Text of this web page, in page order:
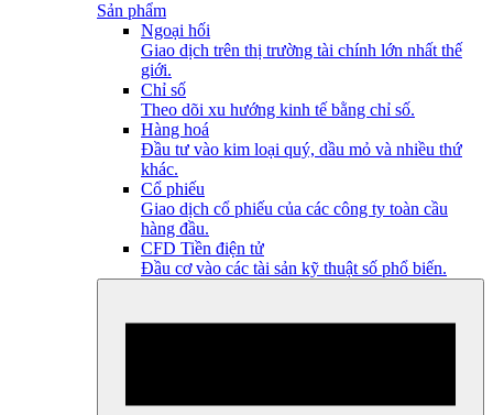
Sản phẩm
Ngoại hối
Giao dịch trên thị trường tài chính lớn nhất thế
giới.
Chỉ số
Theo dõi xu hướng kinh tế bằng chỉ số.
Hàng hoá
Đầu tư vào kim loại quý, dầu mỏ và nhiều thứ
khác.
Cổ phiếu
Giao dịch cổ phiếu của các công ty toàn cầu
hàng đầu.
CFD Tiền điện tử
Đầu cơ vào các tài sản kỹ thuật số phổ biến.